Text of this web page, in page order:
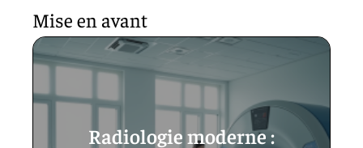
Mise en avant
Radiologie moderne :